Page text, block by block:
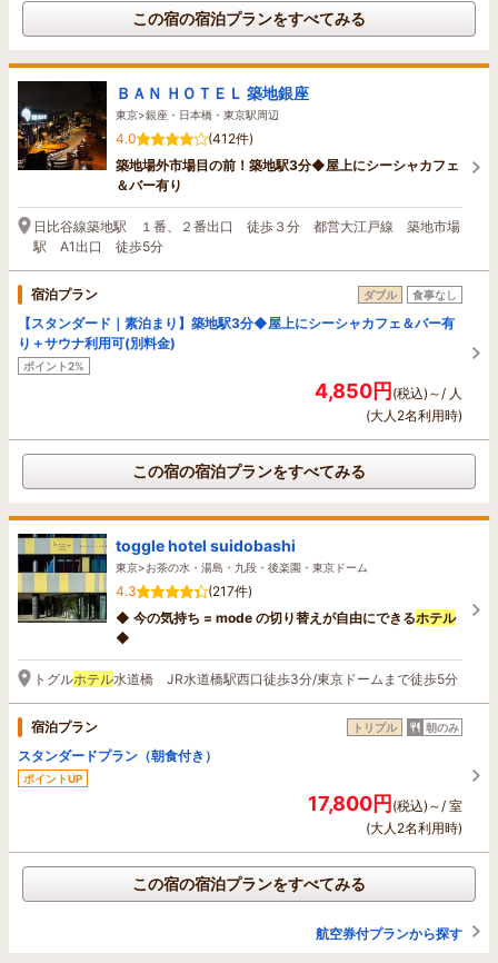
この宿の宿泊プランをすべてみる
ＢＡＮ ＨＯＴＥＬ 築地銀座
東京>銀座・日本橋・東京駅周辺
4.0
(412件)
築地場外市場目の前！築地駅3分◆屋上にシーシャカフェ
＆バー有り
日比谷線築地駅 １番、２番出口 徒歩３分 都営大江戸線 築地市場
駅 A1出口 徒歩5分
宿泊プラン ダブル 食事なし
【スタンダード｜素泊まり】築地駅3分◆屋上にシーシャカフェ＆バー有
り＋サウナ利用可(別料金)
ポイント2%
4,850円(税込)～/ 人
(大人2名利用時)
この宿の宿泊プランをすべてみる
toggle hotel suidobashi
東京>お茶の水・湯島・九段・後楽園・東京ドーム
4.3
(217件)
◆ 今の気持ち = mode の切り替えが自由にできるホテル
◆
トグルホテル水道橋 JR水道橋駅西口徒歩3分/東京ドームまで徒歩5分
宿泊プラン トリプル 朝のみ
スタンダードプラン（朝食付き）
ポイントUP
17,800円(税込)～/ 室
(大人2名利用時)
この宿の宿泊プランをすべてみる
航空券付プランから探す